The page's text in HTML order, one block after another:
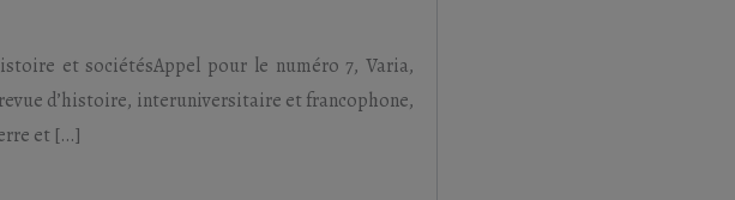
et sociétésAppel pour le numéro 7, Varia,
d’histoire, interuniversitaire et francophone,
et […]